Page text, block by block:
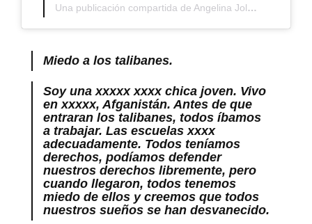
Una publicación compartida de Angelina Jolie (@angelinajolie)
Miedo a los talibanes.
Soy una xxxxx xxxx chica joven. Vivo
en xxxxx, Afganistán. Antes de que
entraran los talibanes, todos íbamos
a trabajar. Las escuelas xxxx
adecuadamente. Todos teníamos
derechos, podíamos defender
nuestros derechos libremente, pero
cuando llegaron, todos tenemos
miedo de ellos y creemos que todos
nuestros sueños se han desvanecido.